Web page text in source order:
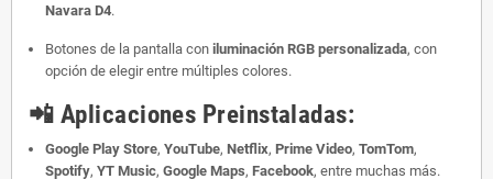
Navara D4.
Botones de la pantalla con iluminación RGB personalizada, con
opción de elegir entre múltiples colores.
📲 Aplicaciones Preinstaladas:
Google Play Store, YouTube, Netflix, Prime Video, TomTom,
Spotify, YT Music, Google Maps, Facebook, entre muchas más.